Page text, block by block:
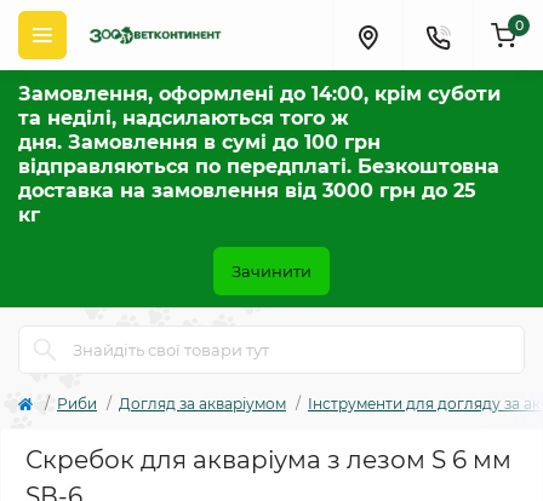
Замовлення, оформлені до 14:00, крім суботи
та неділі, надсилаються того ж
дня. Замовлення в сумі до 100 грн
відправляються по передплаті. Безкоштовна
доставка на замовлення від 3000 грн до 25
кг
Зачинити
0
Риби Догляд за акваріумом Інструменти для догляду за
Скребок для акваріума з лезом S 6 мм